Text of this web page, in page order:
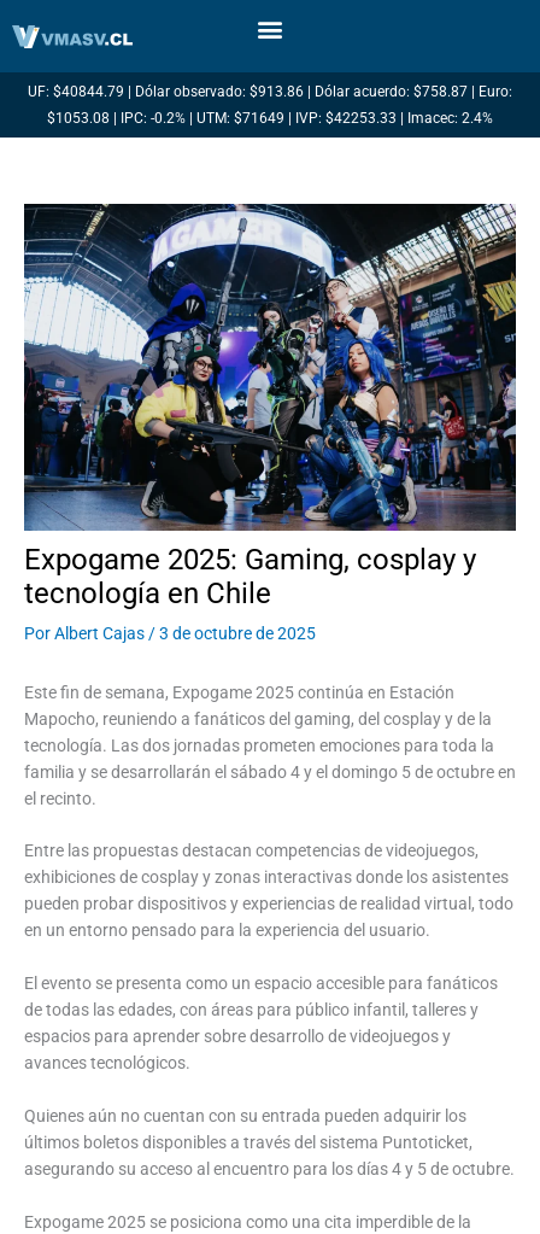
UF: $40844.79 | Dólar observado: $913.86 | Dólar acuerdo: $758.87 | Euro:
$1053.08 | IPC: -0.2% | UTM: $71649 | IVP: $42253.33 | Imacec: 2.4%
Expogame 2025: Gaming, cosplay y
tecnología en Chile
PorAlbert Cajas /3 de octubre de 2025
Este fin de semana, Expogame 2025 continúa en Estación
Mapocho, reuniendo a fanáticos del gaming, del cosplay y de la
tecnología. Las dos jornadas prometen emociones para toda la
familia y se desarrollarán el sábado 4 y el domingo 5 de octubre en
el recinto.
Entre las propuestas destacan competencias de videojuegos,
exhibiciones de cosplay y zonas interactivas donde los asistentes
pueden probar dispositivos y experiencias de realidad virtual, todo
en un entorno pensado para la experiencia del usuario.
El evento se presenta como un espacio accesible para fanáticos
de todas las edades, con áreas para público infantil, talleres y
espacios para aprender sobre desarrollo de videojuegos y
avances tecnológicos.
Quienes aún no cuentan con su entrada pueden adquirir los
últimos boletos disponibles a través del sistema Puntoticket,
asegurando su acceso al encuentro para los días 4 y 5 de octubre.
Expogame 2025 se posiciona como una cita imperdible de la